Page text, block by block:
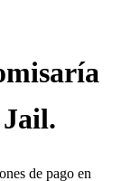
de pago en